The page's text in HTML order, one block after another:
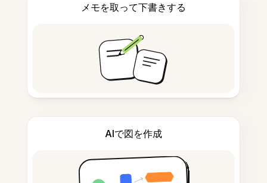
メモを取って下書きする
AIで図を作成